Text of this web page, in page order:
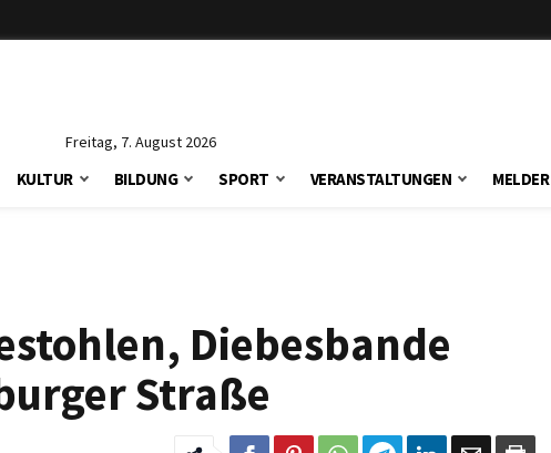
Freitag, 7. August 2026
KULTUR BILDUNG SPORT VERANSTALTUNGEN MELDER
Diebesbande
Straße